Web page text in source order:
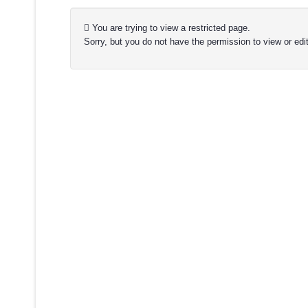
You are trying to view a restricted page.
Sorry, but you do not have the permission to view or